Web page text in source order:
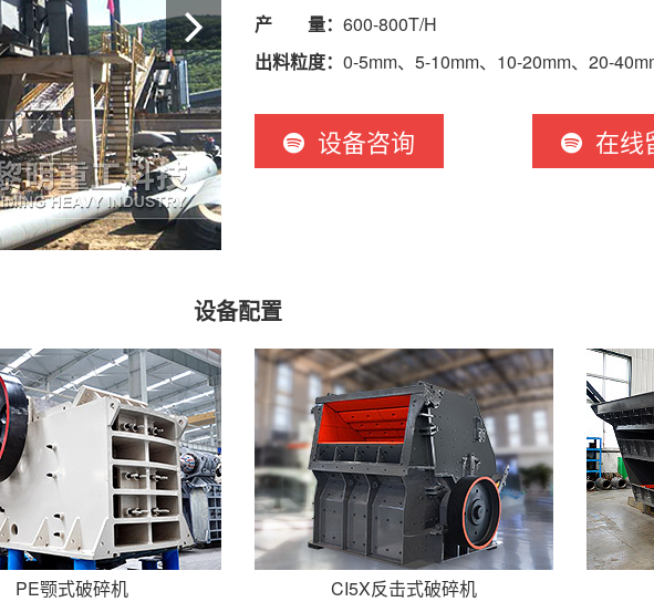
产 量： 600-800T/H
出料粒度： 0-5mm、5-10mm、10-20mm、20-
设备咨询 在线
设备配置
PE颚式破碎机 CI5X反击式破碎机